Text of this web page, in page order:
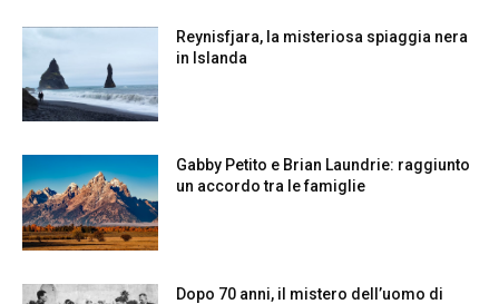
Reynisfjara, la misteriosa spiaggia nera
in Islanda
Gabby Petito e Brian Laundrie: raggiunto
un accordo tra le famiglie
Dopo 70 anni, il mistero dell’uomo di